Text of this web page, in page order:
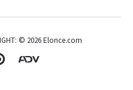
© 2026 Elonce.com